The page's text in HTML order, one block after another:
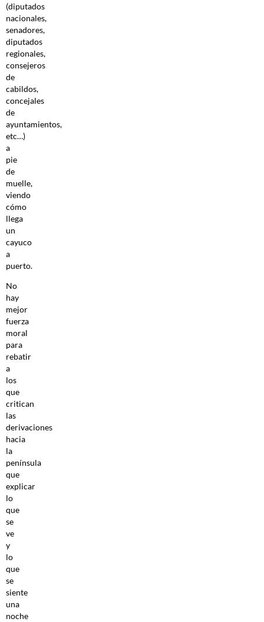
(diputados
nacionales,
senadores,
diputados
regionales,
consejeros
de
cabildos,
concejales
de
ayuntamientos,
etc…)
a
pie
de
muelle,
viendo
cómo
llega
un
cayuco
a
puerto.
No
hay
mejor
fuerza
moral
para
rebatir
a
los
que
critican
las
derivaciones
hacia
la
península
que
explicar
lo
que
se
ve
y
lo
que
se
siente
una
noche